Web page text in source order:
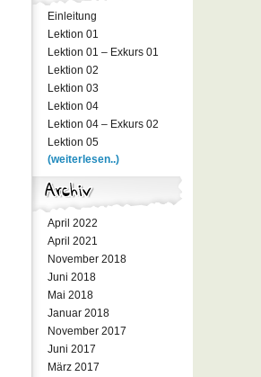
Einleitung
Lektion 01
Lektion 01 – Exkurs 01
Lektion 02
Lektion 03
Lektion 04
Lektion 04 – Exkurs 02
Lektion 05
(weiterlesen..)
April 2022
April 2021
November 2018
Juni 2018
Mai 2018
Januar 2018
November 2017
Juni 2017
März 2017